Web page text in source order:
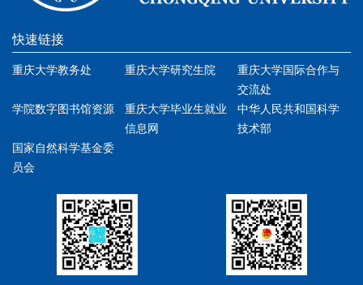
快速链接
重庆大学教务处 重庆大学研究生院
重庆大学国际合作与
交流处
学院数字图书馆资源
重庆大学毕业生就业
信息网
中华人民共和国科学
技术部
国家自然科学基金委
员会